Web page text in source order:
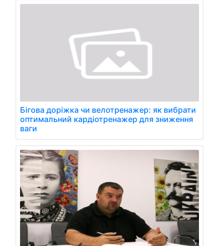
Бігова доріжка чи велотренажер: як вибрати
оптимальний кардіотренажер для зниження
ваги